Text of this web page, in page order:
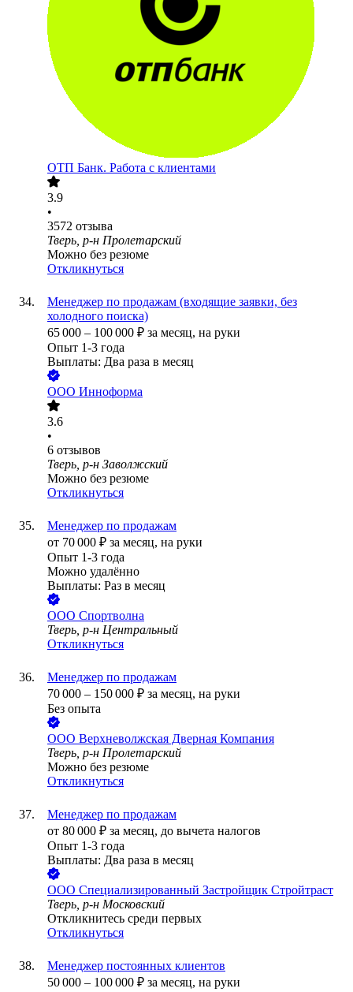
ОТП Банк. Работа с клиентами
3.9
•
3572 отзыва
Тверь, р-н Пролетарский
Можно без резюме
Откликнуться
Менеджер по продажам (входящие заявки, без
холодного поиска)
65 000 – 100 000 ₽ за месяц, на руки
Опыт 1-3 года
Выплаты: Два раза в месяц
ООО Инноформа
3.6
•
6 отзывов
Тверь, р-н Заволжский
Можно без резюме
Откликнуться
Менеджер по продажам
от 70 000 ₽ за месяц, на руки
Опыт 1-3 года
Можно удалённо
Выплаты: Раз в месяц
ООО Спортволна
Тверь, р-н Центральный
Откликнуться
Менеджер по продажам
70 000 – 150 000 ₽ за месяц, на руки
Без опыта
ООО Верхневолжская Дверная Компания
Тверь, р-н Пролетарский
Можно без резюме
Откликнуться
Менеджер по продажам
от 80 000 ₽ за месяц, до вычета налогов
Опыт 1-3 года
Выплаты: Два раза в месяц
ООО Специализированный Застройщик Стройтраст
Тверь, р-н Московский
Откликнитесь среди первых
Откликнуться
Менеджер постоянных клиентов
50 000 – 100 000 ₽ за месяц, на руки